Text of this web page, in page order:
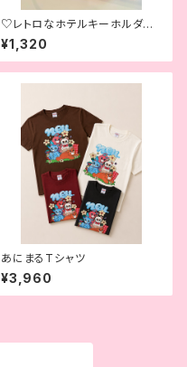
♡レトロなホテルキーホルダー
♡Retro Hotel Key Tag♡
¥1,320
あにまるTシャツ
¥3,960